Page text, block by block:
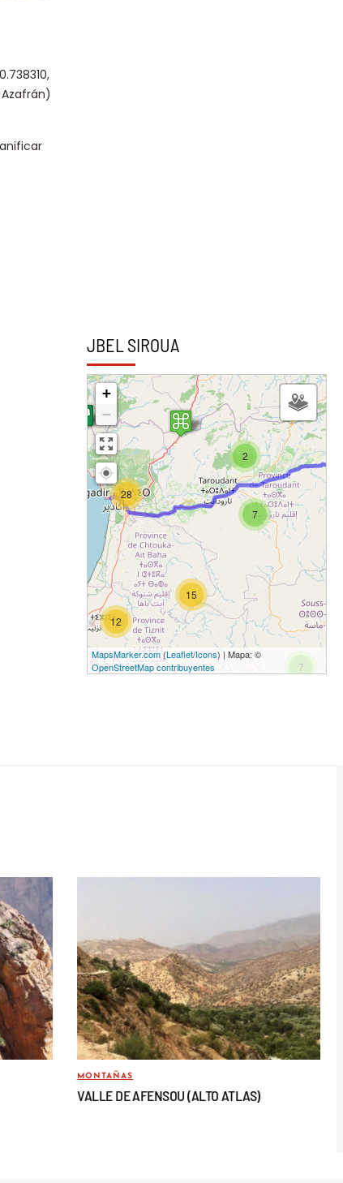
JBEL SIROUA
2
12
15
28
7
7
+
−
MapsMarker.com(Leaflet/Icons) | Mapa: ©
OpenStreetMap contribuyentes
MONTAÑAS
VALLE DE AFENSOU (ALTO ATLAS)